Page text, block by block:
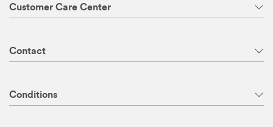
Customer Care Center
Contact
Conditions